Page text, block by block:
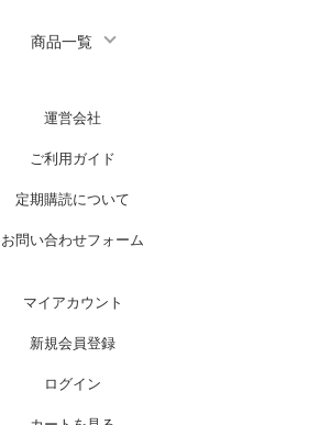
商品一覧
運営会社
ご利用ガイド
定期購読について
お問い合わせフォーム
マイアカウント
新規会員登録
ログイン